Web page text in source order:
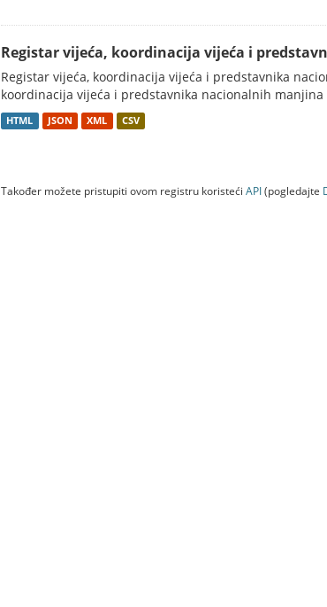
Registar vijeća, koordinacija vijeća i
Registar vijeća, koordinacija vijeća i predstavnika
koordinacija vijeća i predstavnika nacionalnih manjina
HTML JSON XML CSV
Također možete pristupiti ovom registru koristeći API(pogledajte